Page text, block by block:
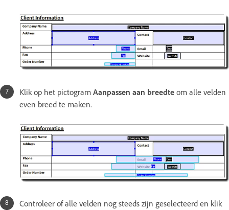
Klik op het pictogram Aanpassen aan breedte om alle velden
even breed te maken.
Controleer of alle velden nog steeds zijn geselecteerd en klik